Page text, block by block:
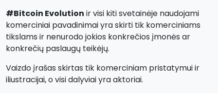
#Bitcoin Evolution ir visi kiti svetainėje naudojami
komerciniai pavadinimai yra skirti tik komerciniams
tikslams ir nenurodo jokios konkrečios įmonės ar
konkrečių paslaugų teikėjų.
Vaizdo įrašas skirtas tik komerciniam pristatymui ir
iliustracijai, o visi dalyviai yra aktoriai.